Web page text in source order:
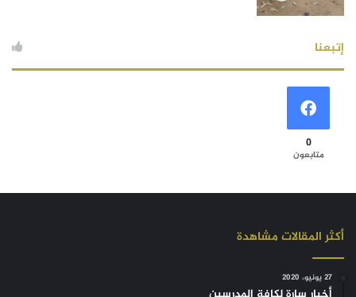
إتبعنا
0
متابعون
أكثر المقالات مشاهدة
27 يونيو، 2020